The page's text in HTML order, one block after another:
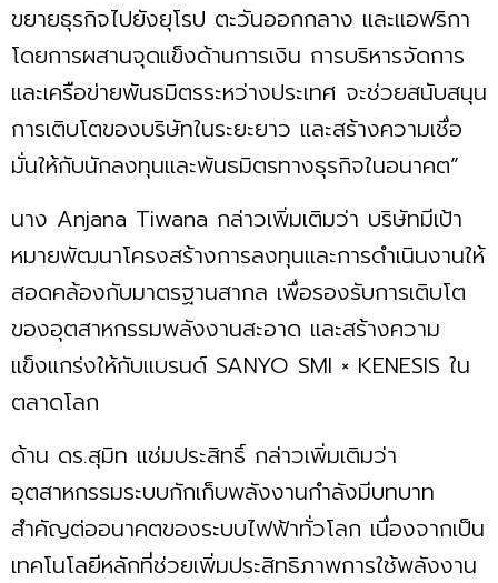
ขยายธุรกิจไปยังยุโรป ตะวันออกกลาง และแอฟริกา
โดยการผสานจุดแข็งด้านการเงิน การบริหารจัดการ
และเครือข่ายพันธมิตรระหว่างประเทศ จะช่วยสนับสนุน
การเติบโตของบริษัทในระยะยาว และสร้างความเชื่อ
มั่นให้กับนักลงทุนและพันธมิตรทางธุรกิจในอนาคต”
นาง Anjana Tiwana กล่าวเพิ่มเติมว่า บริษัทมีเป้า
หมายพัฒนาโครงสร้างการลงทุนและการดำเนินงานให้
สอดคล้องกับมาตรฐานสากล เพื่อรองรับการเติบโต
ของอุตสาหกรรมพลังงานสะอาด และสร้างความ
แข็งแกร่งให้กับแบรนด์ SANYO SMI × KENESIS ใน
ตลาดโลก
ด้าน ดร.สุมิท แช่มประสิทธิ์ กล่าวเพิ่มเติมว่า
อุตสาหกรรมระบบกักเก็บพลังงานกำลังมีบทบาท
สำคัญต่ออนาคตของระบบไฟฟ้าทั่วโลก เนื่องจากเป็น
เทคโนโลยีหลักที่ช่วยเพิ่มประสิทธิภาพการใช้พลังงาน